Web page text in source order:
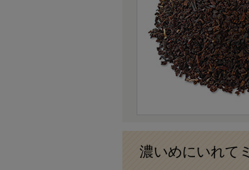
濃いめにいれて